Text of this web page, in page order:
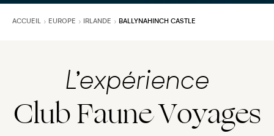
ACCUEIL EUROPE IRLANDE BALLYNAHINCH CASTLE
L’expérience
Club Faune Voyages